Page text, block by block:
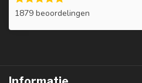
1879 beoordelingen